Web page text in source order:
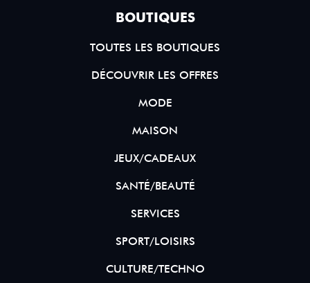
BOUTIQUES
TOUTES LES BOUTIQUES
DÉCOUVRIR LES OFFRES
MODE
MAISON
JEUX/CADEAUX
SANTÉ/BEAUTÉ
SERVICES
SPORT/LOISIRS
CULTURE/TECHNO